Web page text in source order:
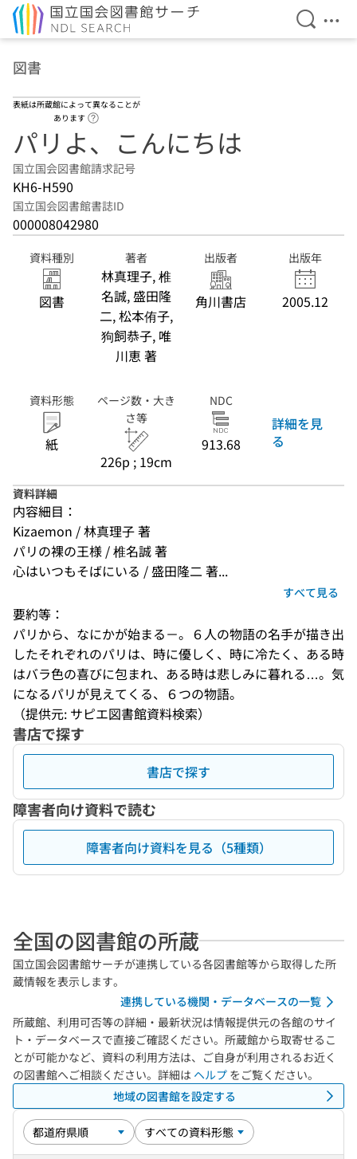
検索を
メ
図書
表紙は所蔵館によって異なることが
あります
パリよ、こんにちは
国立国会図書館請求記号
KH6-H590
国立国会図書館書誌ID
000008042980
資料種別
図書
著者
林真理子, 椎
名誠, 盛田隆
二, 松本侑子,
狗飼恭子, 唯
川恵 著
出版者
角川書店
出版年
2005.12
資料形態
紙
ページ数・大き
さ等
226p ; 19cm
NDC
913.68
詳細を見
る
資料詳細
内容細目：
Kizaemon / 林真理子 著
パリの裸の王様 / 椎名誠 著
心はいつもそばにいる / 盛田隆二 著...
すべて見る
要約等：
パリから、なにかが始まる－。６人の物語の名手が描き出
したそれぞれのパリは、時に優しく、時に冷たく、ある時
はバラ色の喜びに包まれ、ある時は悲しみに暮れる…。気
になるパリが見えてくる、６つの物語。
（提供元: サピエ図書館資料検索）
書店で探す
書店で探す
障害者向け資料で読む
障害者向け資料を見る（5種類）
全国の図書館の所蔵
国立国会図書館サーチが連携している各図書館等から取得した所
蔵情報を表示します。
連携している機関・データベースの一覧
所蔵館、利用可否等の詳細・最新状況は情報提供元の各館のサイ
ト・データベースで直接ご確認ください。所蔵館から取寄せるこ
とが可能かなど、資料の利用方法は、ご自身が利用されるお近く
の図書館へご相談ください。詳細は ヘルプ をご覧ください。
地域の図書館を設定する